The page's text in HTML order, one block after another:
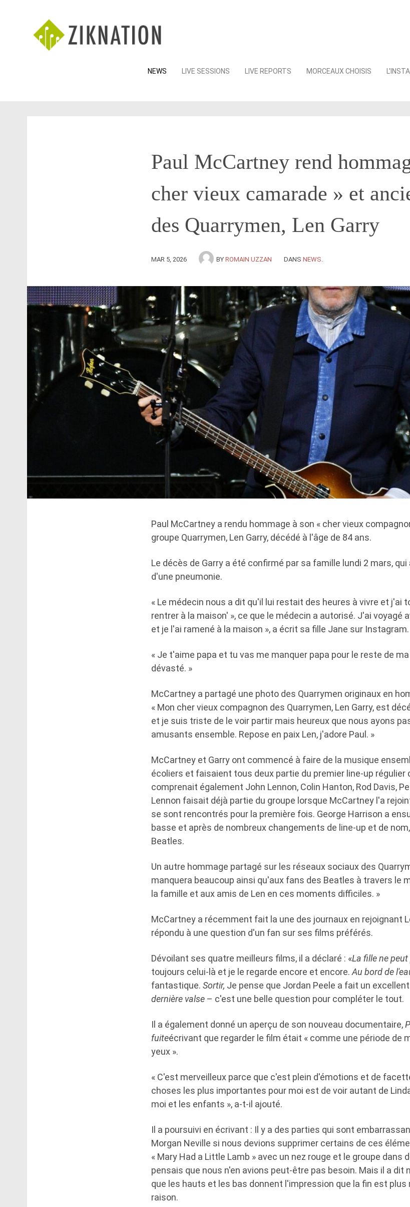
Skip
NEWS LIVE SESSIONS LIVE REPORTS MORCEAUX CHOISIS
Paul McCartney rend
cher vieux camarade » et
des Quarrymen, Len Garry
MAR 5, 2026 BY ROMAIN UZZAN DANS NEWS
Paul McCartney a rendu hommage à son « cher vieux
groupe Quarrymen, Len Garry, décédé à l'âge de 84 ans.
Le décès de Garry a été confirmé par sa famille lundi 2 mars,
d'une pneumonie.
« Le médecin nous a dit qu'il lui restait des heures à vivre et j'ai
rentrer à la maison' », ce que le médecin a autorisé. J'ai voyagé
et je l'ai ramené à la maison », a écrit sa fille Jane sur Instagram.
« Je t'aime papa et tu vas me manquer papa pour le reste de
dévasté. »
McCartney a partagé une photo des Quarrymen originaux en
« Mon cher vieux compagnon des Quarrymen, Len Garry, est
et je suis triste de le voir partir mais heureux que nous ayons
amusants ensemble. Repose en paix Len, j'adore Paul. »
McCartney et Garry ont commencé à faire de la musique
écoliers et faisaient tous deux partie du premier line-up régulier
comprenait également John Lennon, Colin Hanton, Rod Davis,
Lennon faisait déjà partie du groupe lorsque McCartney l'a
se sont rencontrés pour la première fois. George Harrison a
basse et après de nombreux changements de line-up et de
Beatles.
Un autre hommage partagé sur les réseaux sociaux des
manquera beaucoup ainsi qu'aux fans des Beatles à travers le
la famille et aux amis de Len en ces moments difficiles. »
McCartney a récemment fait la une des journaux en rejoignant
répondu à une question d'un fan sur ses films préférés.
Dévoilant ses quatre meilleurs films, il a déclaré : «La fille ne
toujours celui-là et je le regarde encore et encore. Au bord de
fantastique. Sortir, Je pense que Jordan Peele a fait un
dernière valse – c'est une belle question pour compléter le tout.
Il a également donné un aperçu de son nouveau documentaire,
fuiteécrivant que regarder le film était « comme une période de
yeux ».
« C'est merveilleux parce que c'est plein d'émotions et de
choses les plus importantes pour moi est de voir autant de
moi et les enfants », a-t-il ajouté.
Il a poursuivi en écrivant : Il y a des parties qui sont
Morgan Neville si nous devions supprimer certains de ces
« Mary Had a Little Lamb » avec un nez rouge et le groupe dans
pensais que nous n'en avions peut-être pas besoin. Mais il a dit
que les hauts et les bas donnent l'impression que la fin est plus
raison.